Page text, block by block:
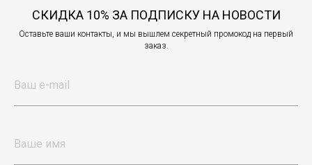
9 DEC
СКИДКА 10% ЗА ПОДПИСКУ НА НОВОСТИ
Оставьте ваши контакты, и мы вышлем секретный промокод на первый
заказ.